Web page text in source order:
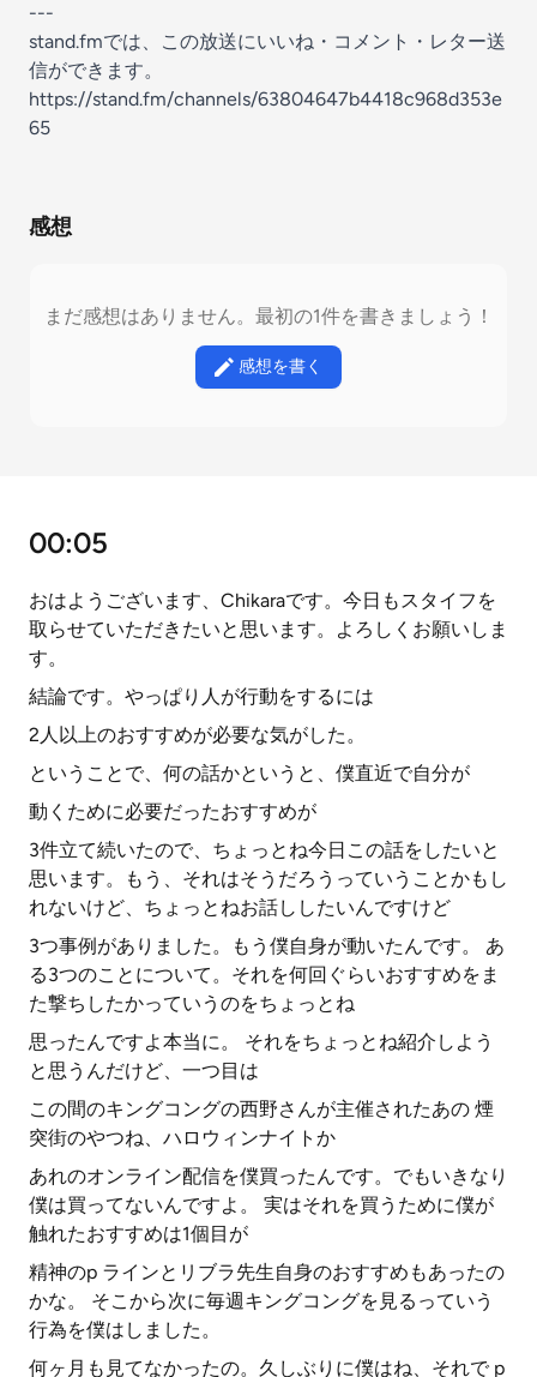
---
stand.fmでは、この放送にいいね・コメント・レター送
信ができます。
https://stand.fm/channels/63804647b4418c968d353e
65
感想
まだ感想はありません。最初の1件を書きましょう！
感想を書く
00:05
おはようございます、Chikaraです。今日もスタイフを
取らせていただきたいと思います。よろしくお願いしま
す。
結論です。やっぱり人が行動をするには
2人以上のおすすめが必要な気がした。
ということで、何の話かというと、僕直近で自分が
動くために必要だったおすすめが
3件立て続いたので、ちょっとね今日この話をしたいと
思います。もう、それはそうだろうっていうことかもし
れないけど、ちょっとねお話ししたいんですけど
3つ事例がありました。もう僕自身が動いたんです。 あ
る3つのことについて。それを何回ぐらいおすすめをま
た撃ちしたかっていうのをちょっとね
思ったんですよ本当に。 それをちょっとね紹介しよう
と思うんだけど、一つ目は
この間のキングコングの西野さんが主催されたあの 煙
突街のやつね、ハロウィンナイトか
あれのオンライン配信を僕買ったんです。でもいきなり
僕は買ってないんですよ。 実はそれを買うために僕が
触れたおすすめは1個目が
精神のp ラインとリブラ先生自身のおすすめもあったの
かな。 そこから次に毎週キングコングを見るっていう
行為を僕はしました。
何ヶ月も見てなかったの。久しぶりに僕はね、それで p